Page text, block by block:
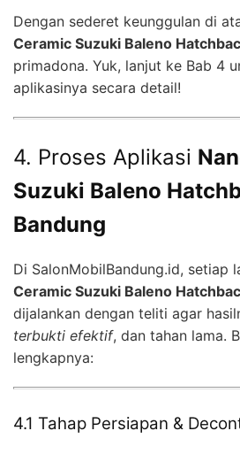
Dengan sederet keunggulan di
Ceramic Suzuki Baleno
primadona. Yuk, lanjut ke Bab 4
aplikasinya secara detail!
4. Proses Aplikasi
Suzuki Baleno
Bandung
Di SalonMobilBandung.id, setiap
Ceramic Suzuki Baleno
dijalankan dengan teliti agar
terbukti efektif, dan tahan lama.
lengkapnya:
4.1 Tahap Persiapan &